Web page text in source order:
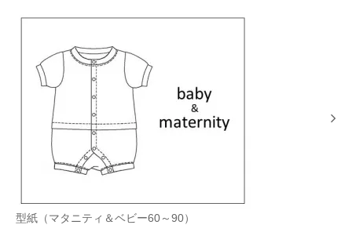
型紙（マタニティ＆ベビー60～90）